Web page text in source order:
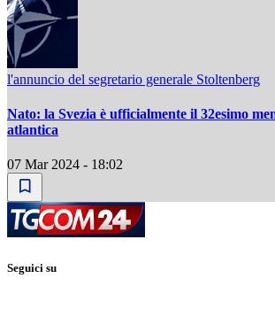
l'annuncio del segretario generale Stoltenberg
Nato: la Svezia è ufficialmente il 32esimo
atlantica
07 Mar 2024 - 18:02
Seguici su